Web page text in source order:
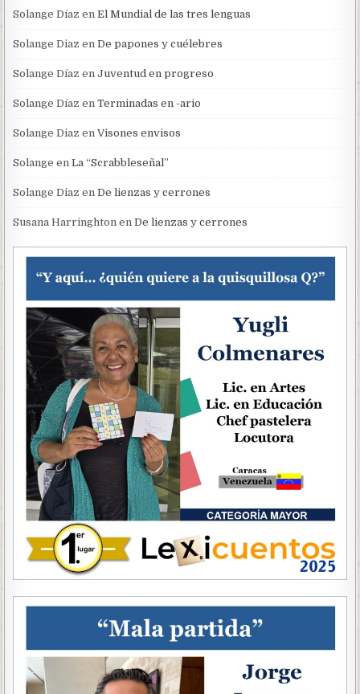
Solange Díaz enEl Mundial de las tres lenguas
Solange Diaz enDe papones y cuélebres
Solange Díaz enJuventud en progreso
Solange Díaz enTerminadas en -ario
Solange Diaz enVisones envisos
Solange enLa “Scrabbleseñal”
Solange Diaz enDe lienzas y cerrones
Susana Harringhton enDe lienzas y cerrones